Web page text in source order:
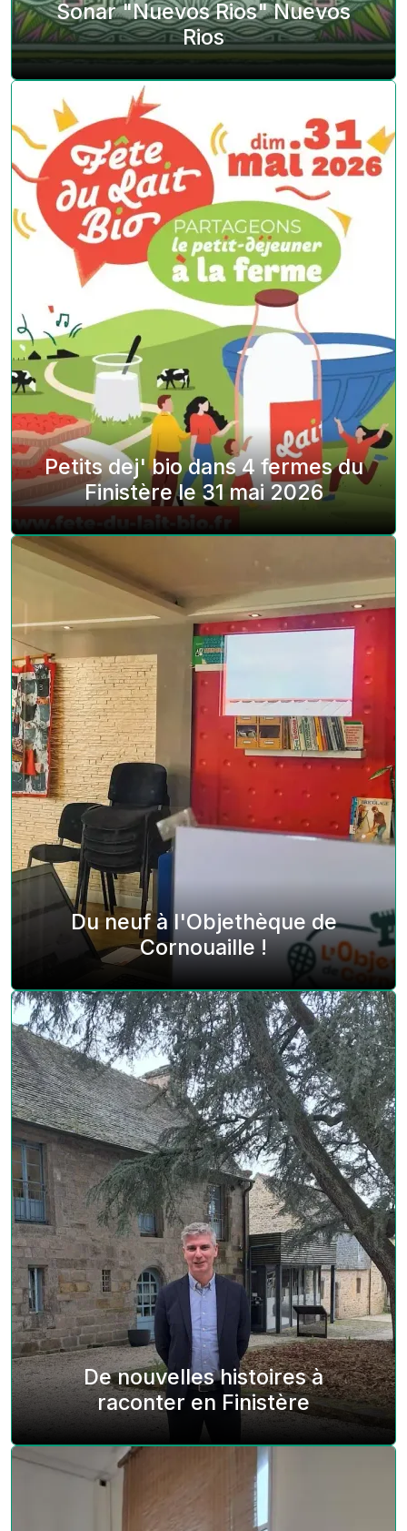
Sonar "Nuevos Rios" Nuevos
Rios
Petits dej' bio dans 4 fermes du
Finistère le 31 mai 2026
Du neuf à l'Objethèque de
Cornouaille !
De nouvelles histoires à
raconter en Finistère